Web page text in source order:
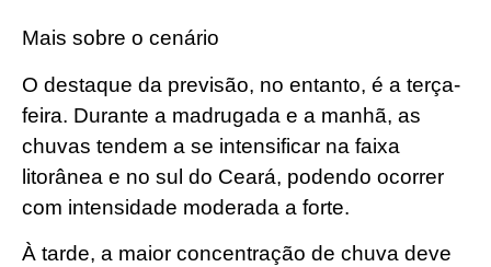
Mais sobre o cenário
O destaque da previsão, no entanto, é a terça-
feira. Durante a madrugada e a manhã, as
chuvas tendem a se intensificar na faixa
litorânea e no sul do Ceará, podendo ocorrer
com intensidade moderada a forte.
À tarde, a maior concentração de chuva deve